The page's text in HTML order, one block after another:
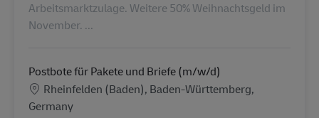
Arbeitsmarktzulage. Weitere 50% Weihnachtsgeld im
November. ...
Postbote für Pakete und Briefe (m/w/d)
Locatie
Rheinfelden (Baden), Baden-Württemberg,
Germany